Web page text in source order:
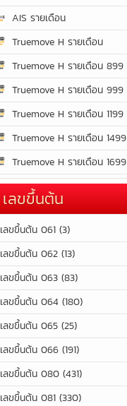
AIS รายเดือน
Truemove H รายเดือน
Truemove H รายเดือน 899
Truemove H รายเดือน 999
Truemove H รายเดือน 1199
Truemove H รายเดือน 1499
Truemove H รายเดือน 1699
เลขขึ้นต้น
เลขขึ้นต้น 061 (3)
เลขขึ้นต้น 062 (13)
เลขขึ้นต้น 063 (83)
เลขขึ้นต้น 064 (180)
เลขขึ้นต้น 065 (25)
เลขขึ้นต้น 066 (191)
เลขขึ้นต้น 080 (431)
เลขขึ้นต้น 081 (330)